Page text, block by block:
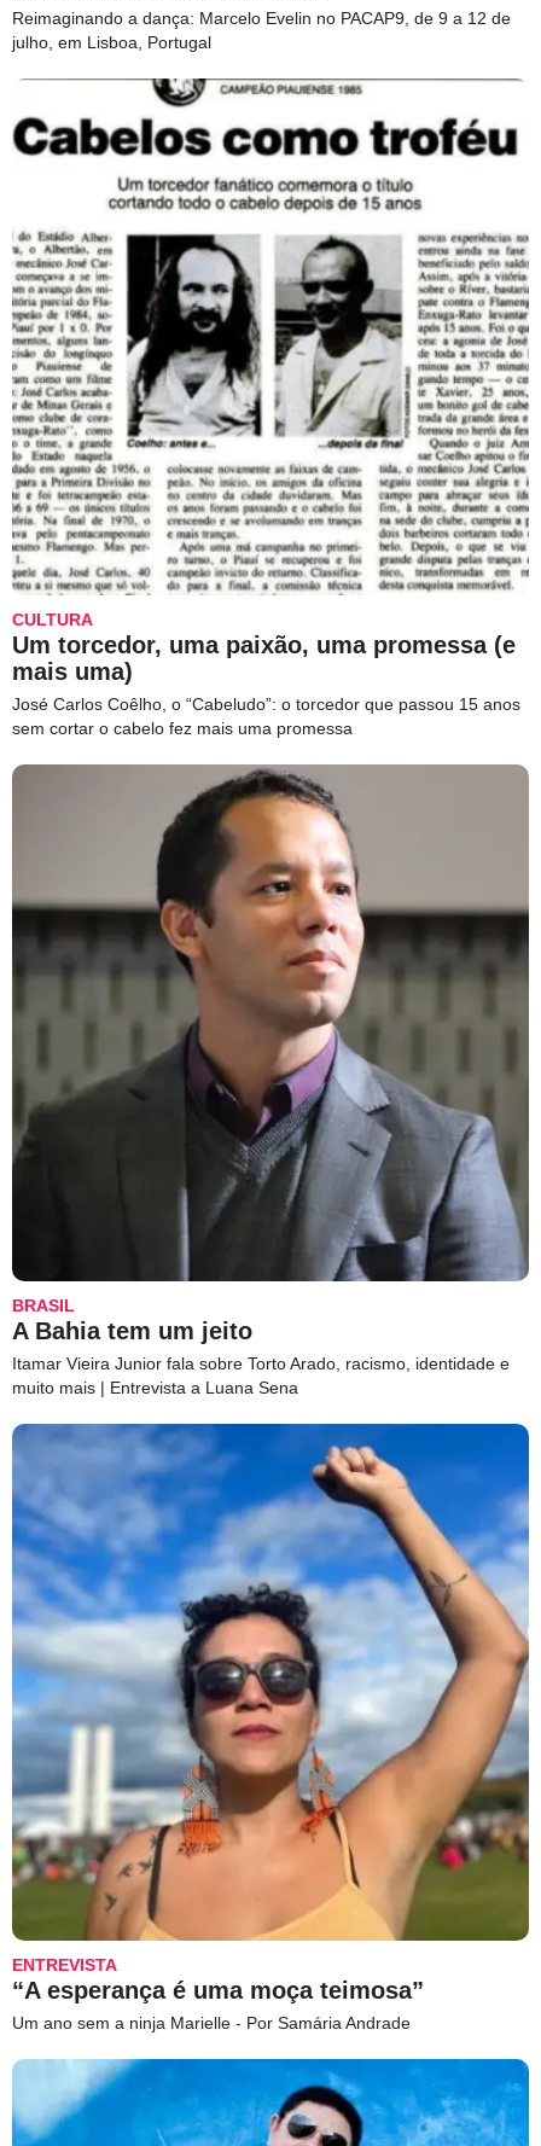
Reimaginando a dança: Marcelo Evelin no PACAP9, de 9 a 12 de
julho, em Lisboa, Portugal
CULTURA
Um torcedor, uma paixão, uma promessa (e
mais uma)
José Carlos Coêlho, o “Cabeludo”: o torcedor que passou 15 anos
sem cortar o cabelo fez mais uma promessa
BRASIL
A Bahia tem um jeito
Itamar Vieira Junior fala sobre Torto Arado, racismo, identidade e
muito mais | Entrevista a Luana Sena
ENTREVISTA
“A esperança é uma moça teimosa”
Um ano sem a ninja Marielle - Por Samária Andrade